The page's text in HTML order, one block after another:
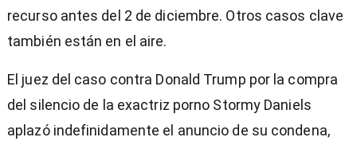
recurso antes del 2 de diciembre. Otros casos clave
también están en el aire.
El juez del caso contra Donald Trump por la compra
del silencio de la exactriz porno Stormy Daniels
aplazó indefinidamente el anuncio de su condena,